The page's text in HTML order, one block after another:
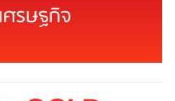
รษฐกิจ